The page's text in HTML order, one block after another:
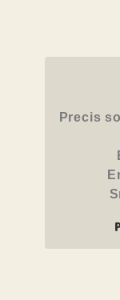
Precis